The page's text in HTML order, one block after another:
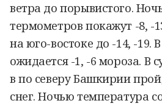
ветра до порывистого.
термометров покажут -8, -
на юго-востоке до -14, -19.
ожидается -1, -6 мороза. В
в по северу Башкирии
снег. Ночью температура